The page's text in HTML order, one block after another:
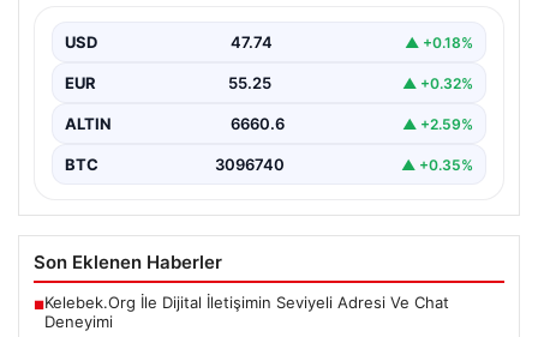
USD 47.74 ▲ +0.18%
EUR 55.25 ▲ +0.32%
ALTIN 6660.6 ▲ +2.59%
BTC 3096740 ▲ +0.35%
Son Eklenen Haberler
■Kelebek.Org İle Dijital İletişimin Seviyeli Adresi Ve Chat
Deneyimi